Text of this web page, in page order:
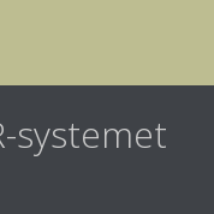
systemet